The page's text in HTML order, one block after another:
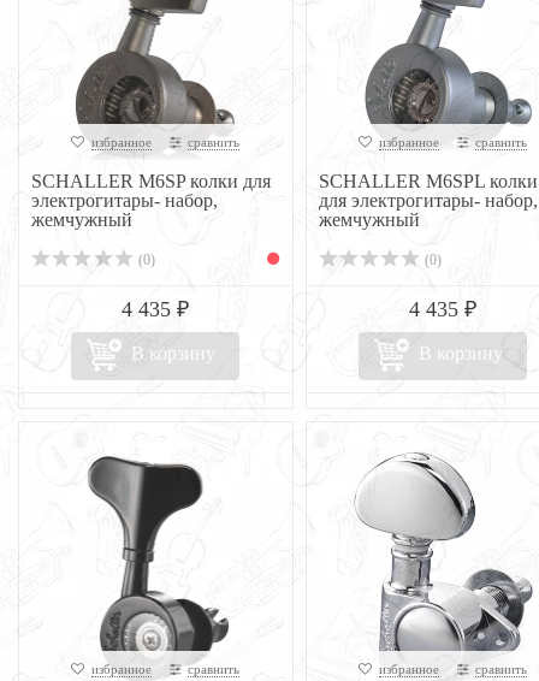
избранное сравнить
SCHALLER M6SP колки для
электрогитары- набор,
жемчужный
(0)
4 435 ₽
В корзину
избранное сравнить
SCHALLER M6SPL колки
для электрогитары- набор,
жемчужный
(0)
4 435 ₽
В корзину
избранное сравнить избранное сравнить